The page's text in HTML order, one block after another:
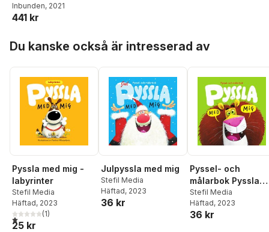
Inbunden, 2021
441 kr
Du kanske också är intresserad av
Pyssla med mig -
labyrinter
Stefil Media
Häftad, 2023
1,0utav 5 stjärnor. Totalt antal röster:
(1)
25 kr
Julpyssla med mig
Stefil Media
Häftad, 2023
36 kr
Pyssel- och
målarbok Pyssla
med mig
Stefil Media
Häftad, 2023
36 kr